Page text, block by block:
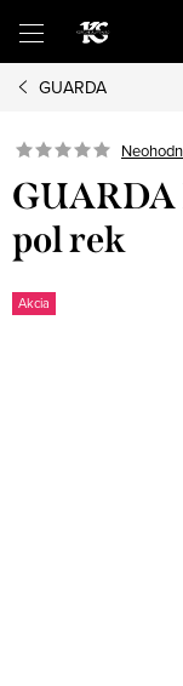
obsah
GUARDA
GUARDA
pol rek
Akcia